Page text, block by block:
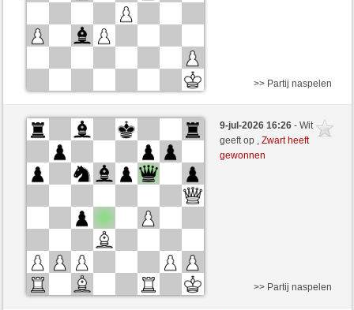
Zwart
tinobulo (1289) (+9)
Wit
CienFuego (1119) (-9)
Speelduur: 10 minutes/side + 0 seconds/move
>> Partij naspelen
9-jul-2026 16:26- Wit
geeft op ,Zwart heeft
gewonnen
>> Partij naspelen